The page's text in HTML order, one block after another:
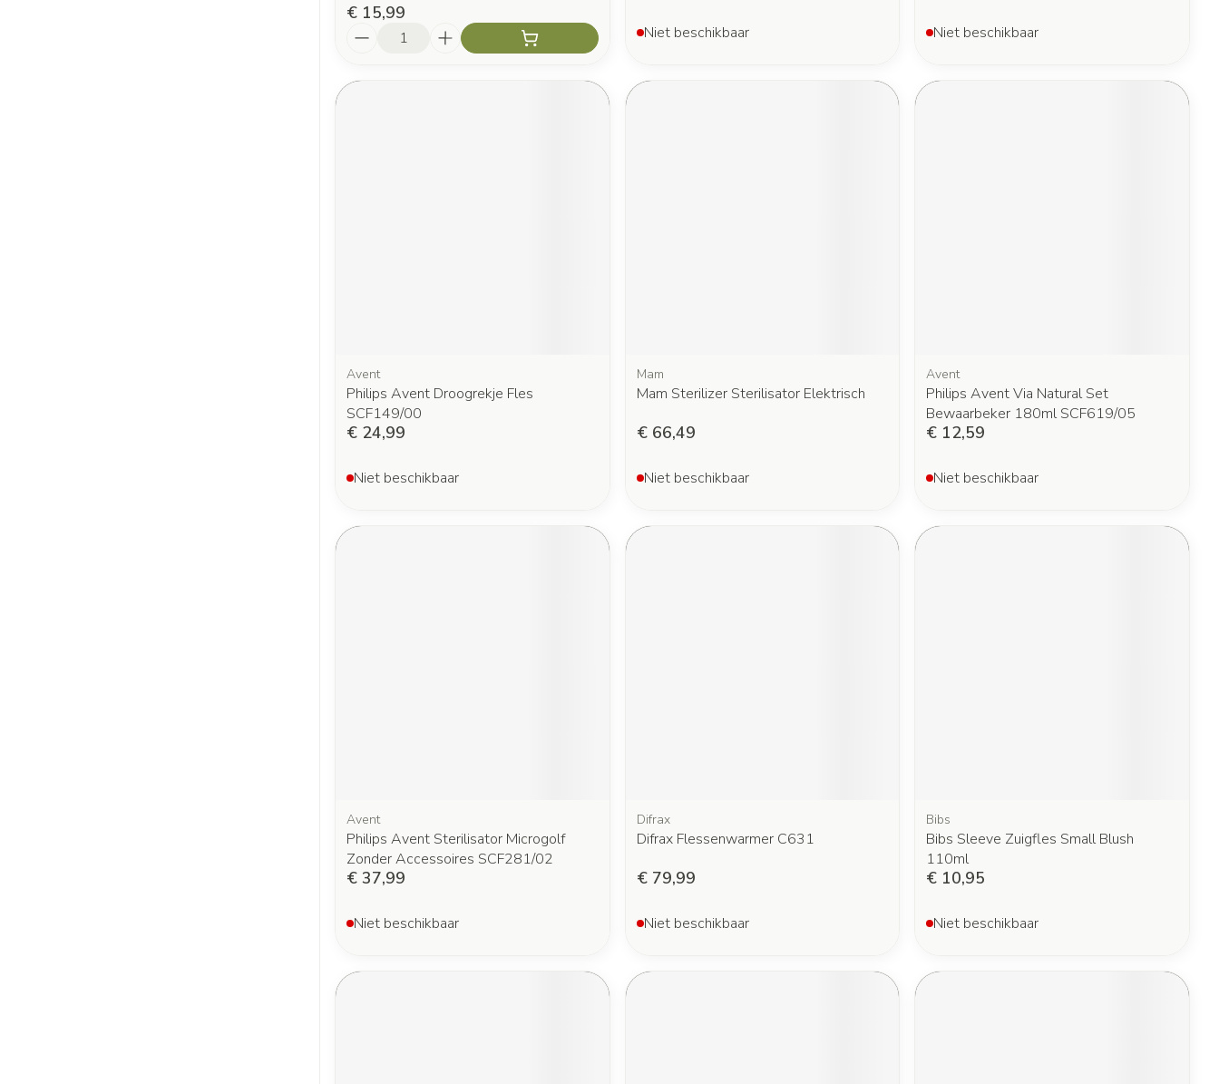
€ 15,99
Niet beschikbaar Niet beschikbaar
Avent
Philips Avent Droogrekje Fles
SCF149/00
€ 24,99
Niet beschikbaar
Mam
Mam Sterilizer Sterilisator Elektrisch
€ 66,49
Niet beschikbaar
Avent
Philips Avent Via Natural Set
Bewaarbeker 180ml SCF619/05
€ 12,59
Niet beschikbaar
Avent
Philips Avent Sterilisator Microgolf
Zonder Accessoires SCF281/02
€ 37,99
Niet beschikbaar
Difrax
Difrax Flessenwarmer C631
€ 79,99
Niet beschikbaar
Bibs
Bibs Sleeve Zuigfles Small Blush
110ml
€ 10,95
Niet beschikbaar